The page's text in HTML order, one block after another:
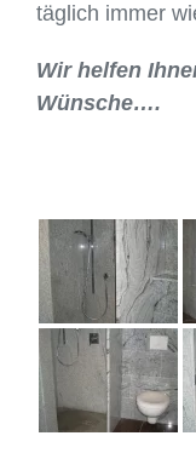
täglich immer
Wir helfen
Wünsche….